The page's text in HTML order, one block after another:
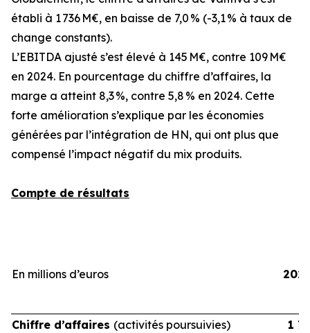
établi à 1 736 M€, en baisse de 7,0 % (-3,1 % à taux de
change constants).
L’EBITDA ajusté s’est élevé à 145 M€, contre 109 M€
en 2024. En pourcentage du chiffre d’affaires, la
marge a atteint 8,3 %, contre 5,8 % en 2024. Cette
forte amélioration s’explique par les économies
générées par l’intégration de HN, qui ont plus que
compensé l’impact négatif du mix produits.
Compte de résultats
En millions d’euros 2025
Chiffre d’affaires (activités poursuivies)
1